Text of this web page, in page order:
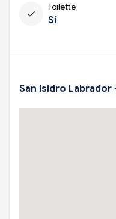
check
Toilette
Sí
San Isidro